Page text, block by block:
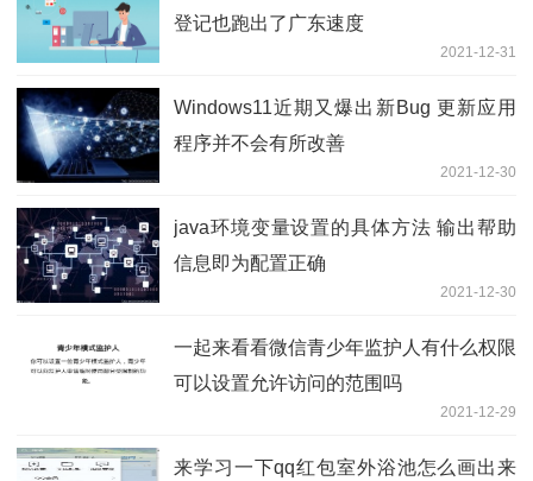
登记也跑出了广东速度
2021-12-31
Windows11近期又爆出新Bug 更新应用
程序并不会有所改善
2021-12-30
java环境变量设置的具体方法 输出帮助
信息即为配置正确
2021-12-30
一起来看看微信青少年监护人有什么权限
可以设置允许访问的范围吗
2021-12-29
来学习一下qq红包室外浴池怎么画出来